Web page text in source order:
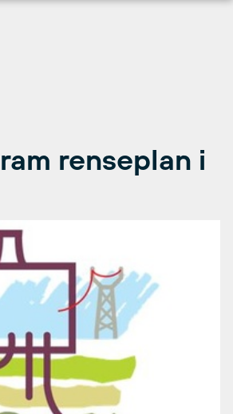
renseplan i